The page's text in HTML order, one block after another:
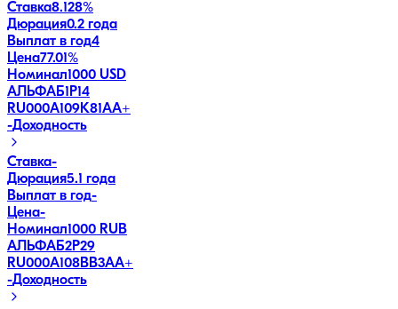
Ставка8.128%
Дюрация0.2 года
Выплат в год4
Цена77.01%
Номинал1000 USD
АЛЬФАБ1Р14
RU000A109K81AA+
-Доходность
Ставка-
Дюрация5.1 года
Выплат в год-
Цена-
Номинал1000 RUB
АЛЬФАБ2Р29
RU000A108BB3AA+
-Доходность